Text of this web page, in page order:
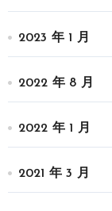
2023 年 1 月
2022 年 8 月
2022 年 1 月
2021 年 3 月